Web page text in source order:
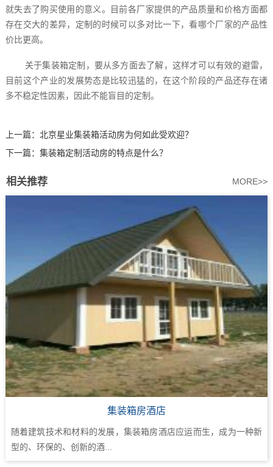
就失去了购买使用的意义。目前各厂家提供的产品质量和价格方面都
存在交大的差异，定制的时候可以多对比一下，看哪个厂家的产品性
价比更高。
关于集装箱定制，要从多方面去了解，这样才可以有效的避雷，
目前这个产业的发展势态是比较迅猛的，在这个阶段的产品还存在诸
多不稳定性因素，因此不能盲目的定制。
上一篇： 北京星业集装箱活动房为何如此受欢迎？
下一篇： 集装箱定制活动房的特点是什么？
相关推荐 MORE>>
集装箱房酒店
随着建筑技术和材料的发展，集装箱房酒店应运而生，成为一种新
型的、环保的、创新的酒...